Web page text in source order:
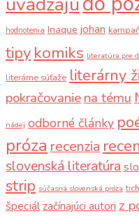
hodnotenia Inaque johan
tipy komiks literatúra pre
literárne súťaže literárny
pokračovaniena tému
nádej odborné články
próza recenzia
slovenská literatúra
strip súčasná slovenská próza
špeciál začínajúci autori z